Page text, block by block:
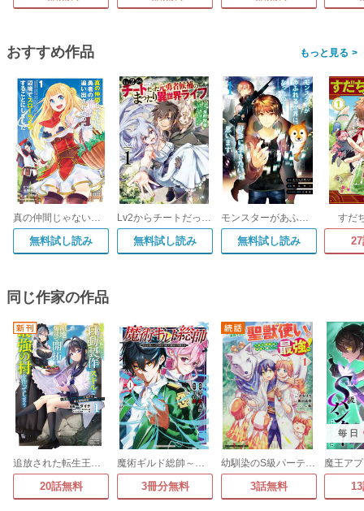
おすすめ作品 >
真の仲間じゃないと勇者のパーティーを追い出されたので、辺境でスローライフすることにしました
無料試し読み
Lv2からチートだった元勇者候補のまったり異世界ライフ
無料試し読み
モンスターがあふれる世界になったので、好きに生きたいと思います
無料試し読み
すだ
同じ作家の作品
追放された転生王子、『自動製作』スキルで領地を爆速で開拓し最強の村を作ってしまう～最強クラフトスキルで始める、楽々領地開拓スローライフ～
20話無料
魔術ギルド総帥～生まれ変わって今更やり直す2度目の学院生活～
3冊分無料
幼馴染のS級パーティーから追放された聖獣使い。万能支援魔法と仲間を増やして最強へ!【タテスク】
3話無料
毎日